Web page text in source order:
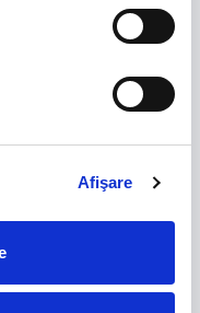
Afişare